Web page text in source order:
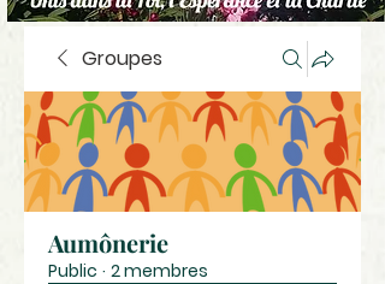
Groupes
Aumônerie
Public · 2 membres